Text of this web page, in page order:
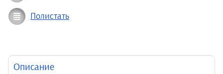
Полистать
Описание